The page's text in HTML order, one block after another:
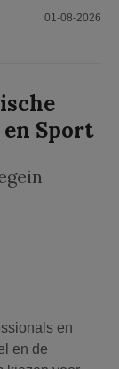
01-08-2026
Sport
en
en de